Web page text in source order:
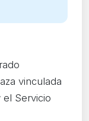
vinculada
el Servicio